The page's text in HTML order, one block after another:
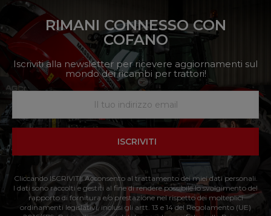
RIMANI CONNESSO CON
COFANO
Iscriviti alla newsletter per ricevere aggiornamenti sul
mondo dei ricambi per trattori!
ISCRIVITI
Cliccando ISCRIVITI: Acconsento al trattamento dei miei dati personali.
I dati sono raccolti e gestiti al fine di rendere possibile lo svolgimento del
rapporto di fornitura e/o prestazione nel rispetto dei molteplici
ordinamenti legislativi, inclusi gli artt. 13 e 14 del Regolamento (UE)